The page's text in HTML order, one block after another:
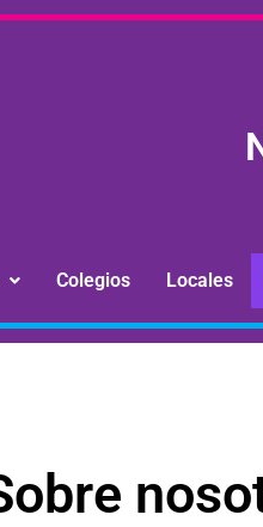
Colegios Locales